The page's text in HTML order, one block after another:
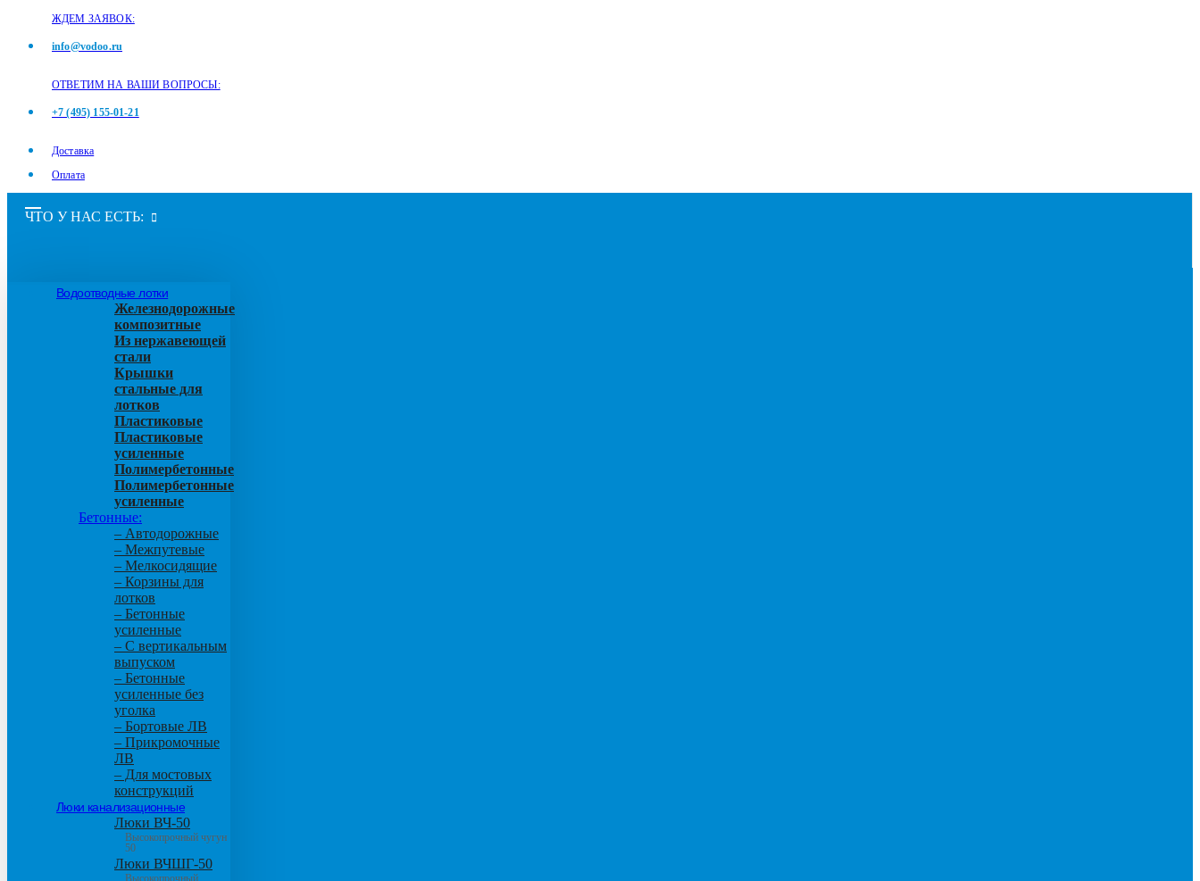
ЖДЕМ ЗАЯВОК:
info@vodoo.ru
ОТВЕТИМ НА ВАШИ ВОПРОСЫ:
+7 (495) 155-01-21
Доставка
Оплата
ЧТО У НАС ЕСТЬ:
Водоотводные лотки
Железнодорожные
композитные
Из нержавеющей
стали
Крышки
стальные для
лотков
Пластиковые
Пластиковые
усиленные
Полимербетонные
Полимербетонные
усиленные
Бетонные:
– Автодорожные
– Межпутевые
– Мелкосидящие
– Корзины для
лотков
– Бетонные
усиленные
– С вертикальным
выпуском
– Бетонные
усиленные без
уголка
– Бортовые ЛВ
– Прикромочные
ЛВ
– Для мостовых
конструкций
Люки канализационные
Люки ВЧ-50
Высокопрочный чугун
50
Люки ВЧШГ-50
Высокопрочный